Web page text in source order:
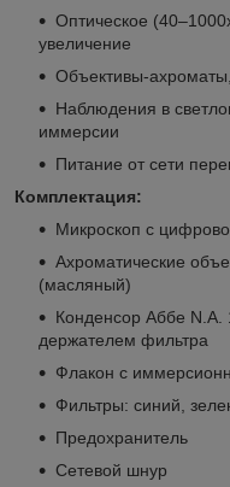
Оптическое
увеличение
Объективы-
Наблюдения в
иммерсии
Питание от сети
Комплектация:
Микроскоп с
Ахроматические
(масляный)
Конденсор Аббе
держателем фильтра
Флакон с
Фильтры: синий,
Предохранитель
Сетевой шнур